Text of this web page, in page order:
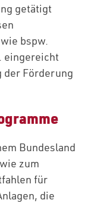
getätigt
bspw.
eingereicht
der Förderung
Bundesland
zum
für
die